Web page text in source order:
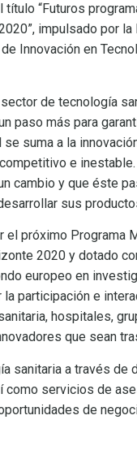
título “Futuros
impulsado por
Innovación en
de tecnología
paso más para
suma a la
e
cambio y que éste
sus
próximo Programa
2020 y dotado
europeo en
participación e
hospitales,
que sean
sanitaria a través
servicios de
de